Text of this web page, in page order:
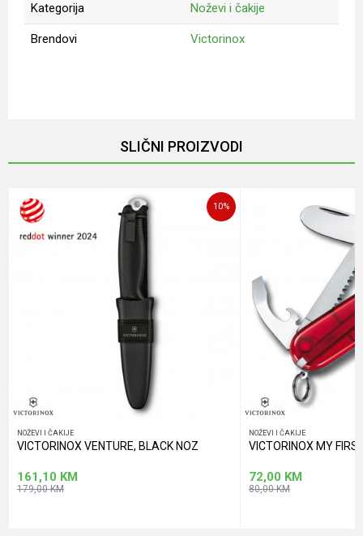
Kategorija
Noževi i čakije
Brendovi Victorinox
SLIČNI PROIZVODI
10%
NOŽEVI I ČAKIJE
VICTORINOX VENTURE, BLACK NOZ
161,10 KM
179,00KM
NOŽEVI I ČAKIJE
VICTORINOX MY
72,00 KM
80,00KM